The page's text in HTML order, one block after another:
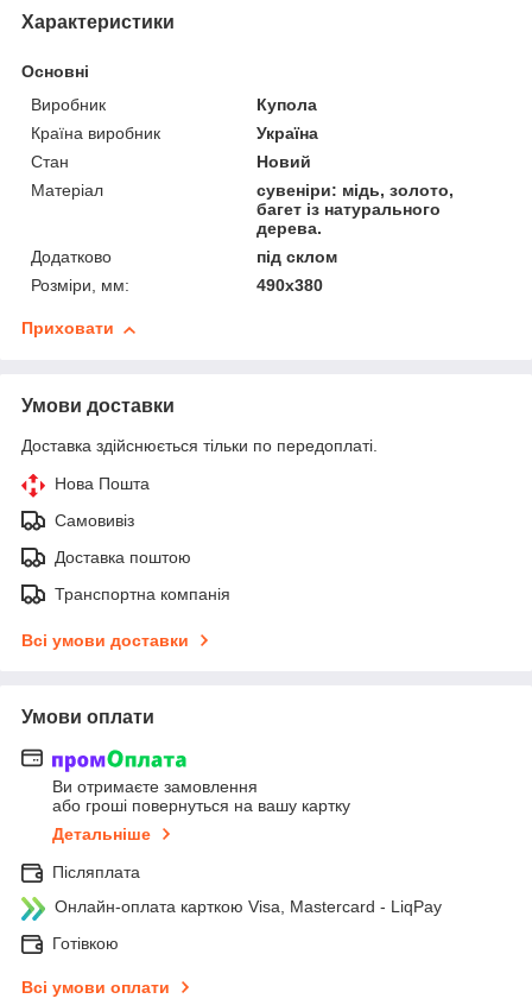
Характеристики
Основні
Виробник
Купола
Країна виробник
Україна
Стан
Новий
Матеріал
сувеніри: мідь, золото,
багет із натурального
дерева.
Додатково
під склом
Розміри, мм:
490х380
Приховати
Умови доставки
Доставка здійснюється тільки по передоплаті.
Нова Пошта
Самовивіз
Доставка поштою
Транспортна компанія
Всі умови доставки
Умови оплати
Ви отримаєте замовлення
або гроші повернуться на вашу картку
Детальніше
Післяплата
Онлайн-оплата карткою Visa, Mastercard - LiqPay
Готівкою
Всі умови оплати